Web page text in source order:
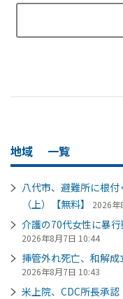
地域 一覧
八代市、避難所に根
（上）【無料】
2026年
介護の70代女性に暴
2026年8月7日 10:44
挿管外れ死亡、和解
2026年8月7日 10:43
米上院、CDC所長